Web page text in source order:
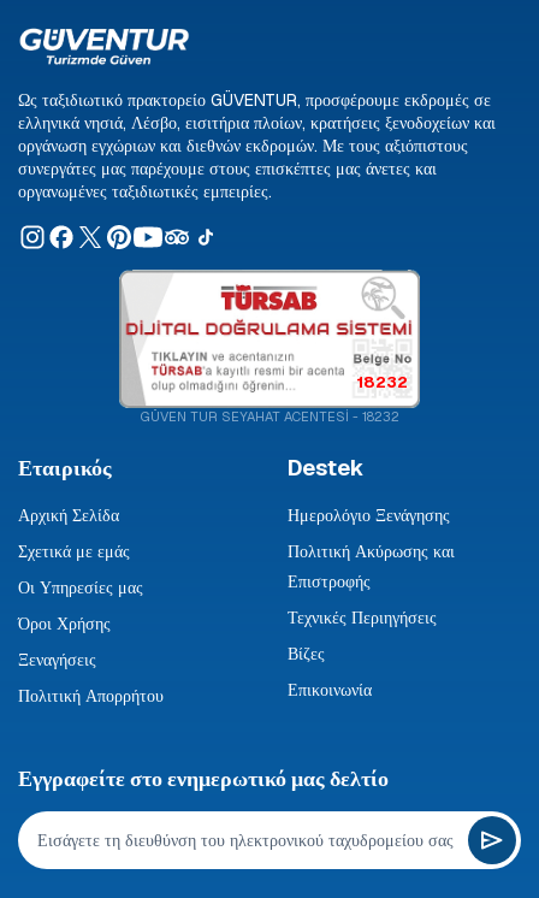
Ως ταξιδιωτικό πρακτορείο GÜVENTUR, προσφέρουμε εκδρομές σε
ελληνικά νησιά, Λέσβο, εισιτήρια πλοίων, κρατήσεις ξενοδοχείων και
οργάνωση εγχώριων και διεθνών εκδρομών. Με τους αξιόπιστους
συνεργάτες μας παρέχουμε στους επισκέπτες μας άνετες και
οργανωμένες ταξιδιωτικές εμπειρίες.
18232
GÜVEN TUR SEYAHAT ACENTESİ - 18232
Εταιρικός
Αρχική Σελίδα
Σχετικά με εμάς
Οι Υπηρεσίες μας
Όροι Χρήσης
Ξεναγήσεις
Πολιτική Απορρήτου
Destek
Ημερολόγιο Ξενάγησης
Πολιτική Ακύρωσης και
Επιστροφής
Τεχνικές Περιηγήσεις
Βίζες
Επικοινωνία
Εγγραφείτε στο ενημερωτικό μας δελτίο